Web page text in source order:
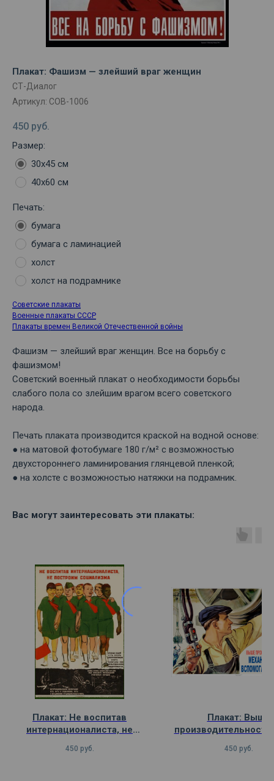
Плакат: Фашизм — злейший враг женщин
СТ-Диалог
Артикул: СОВ-1006
450 руб.
Размер:
30х45 см
40х60 см
Печать:
бумага
бумага с ламинацией
холст
холст на подрамнике
Советские плакаты
Военные плакаты СССР
Плакаты времен Великой Отечественной войны
Фашизм — злейший враг женщин. Все на борьбу с
фашизмом!
Советский военный плакат о необходимости борьбы
слабого пола со злейшим врагом всего советского
народа.
Печать плаката производится краской на водной основе:
● на матовой фотобумаге 180 г/м² с возможностью
двухстороннего ламинирования глянцевой пленкой;
● на холсте с возможностью натяжки на подрамник.
Вас могут заинтересовать эти плакаты:
Плакат: Не воспитав
интернационалиста, не
450 руб.
Плакат: Выше
производительность
вспомогательные
450 руб.